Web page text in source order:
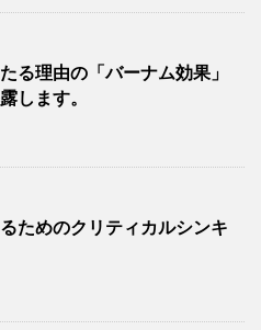
る理由の「バーナム効果」
します。
ためのクリティカルシンキ